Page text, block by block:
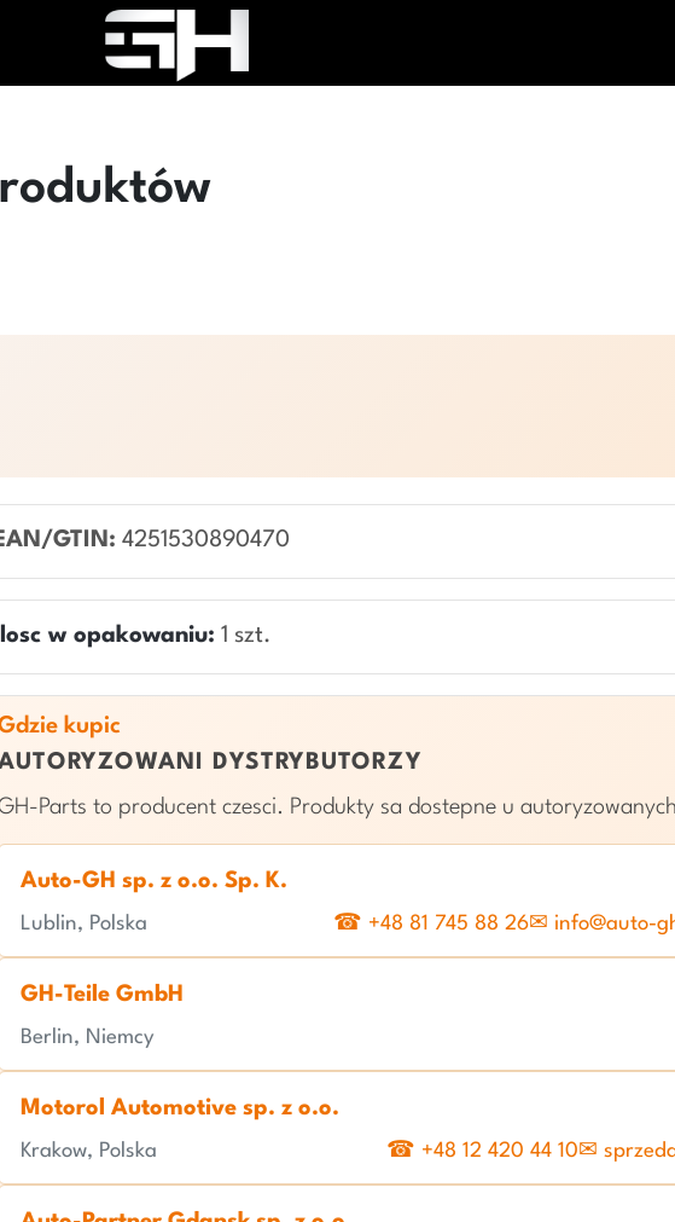
GTIN: 4251530890470
w opakowaniu: 1 szt.
kupic
DYSTRYBUTORZY
Parts to producent czesci. Produkty sa dostepne u
Auto-GH sp. z o.o. Sp. K.
Lublin, Polska ☎ +48 81 745 88 26✉ info@auto-
GH-Teile GmbH
Berlin, Niemcy
Motorol Automotive sp. z o.o.
Krakow, Polska ☎ +48 12 420 44 10✉